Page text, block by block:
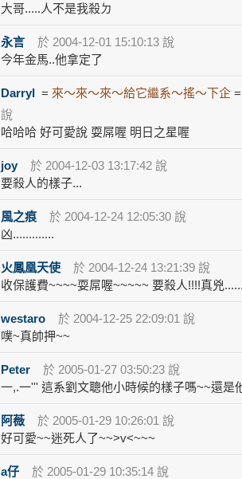
大哥.....人不是我殺ㄉ
永言
於 2004-12-01 15:10:13 說
今年金馬..他拿定了
Darryl = 來～來～來～給它繼系～搖～下企=
說
哈哈哈 好可愛說 耍屌喔 明日之星喔
joy
於 2004-12-03 13:17:42 說
要殺人的樣子...
風之痕
於 2004-12-24 12:05:30 說
凶.............
火鳳凰天使
於 2004-12-24 13:21:39 說
收保護費~~~~耍屌喔~~~~~ 要殺人!!!!真兇
westaro
於 2004-12-25 22:09:01 說
噗~真帥押~~
Peter
於 2005-01-27 03:50:23 說
一,.一''' 這系劉文聰他小時候的樣子嗎~~還是
阿薇
於 2005-01-29 10:26:01 說
好可愛~~迷死人了~~>v<~~~
a仔
於 2005-01-29 10:35:14 說